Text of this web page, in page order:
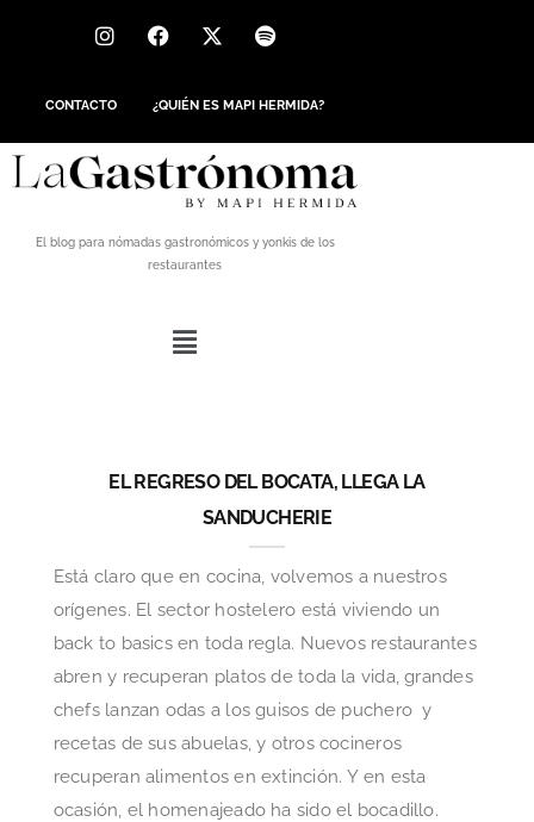
CONTACTO ¿QUIÉN ES MAPI HERMIDA?
El blog para nómadas gastronómicos y yonkis de los
restaurantes
EL REGRESO DEL BOCATA, LLEGA LA
SANDUCHERIE
Está claro que en cocina, volvemos a nuestros
orígenes. El sector hostelero está viviendo un
back to basics en toda regla. Nuevos restaurantes
abren y recuperan platos de toda la vida, grandes
chefs lanzan odas a los guisos de puchero y
recetas de sus abuelas, y otros cocineros
recuperan alimentos en extinción. Y en esta
ocasión, el homenajeado ha sido el bocadillo.